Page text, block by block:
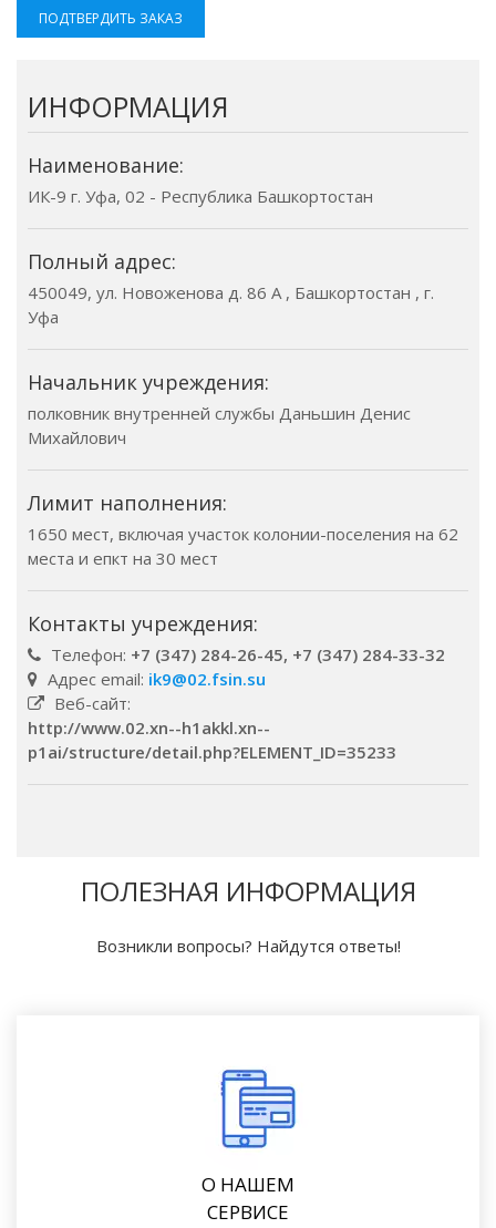
ПОДТВЕРДИТЬ ЗАКАЗ
ИНФОРМАЦИЯ
Наименование:
ИК-9 г. Уфа, 02 - Республика Башкортостан
Полный адрес:
450049, ул. Новоженова д. 86 А , Башкортостан , г.
Уфа
Начальник учреждения:
полковник внутренней службы Даньшин Денис
Михайлович
Лимит наполнения:
1650 мест, включая участок колонии-поселения на 62
места и епкт на 30 мест
Контакты учреждения:
Телефон: +7 (347) 284-26-45, +7 (347) 284-33-32
Адрес email: ik9@02.fsin.su
Веб-сайт:
http://www.02.xn--h1akkl.xn--
p1ai/structure/detail.php?ELEMENT_ID=35233
ПОЛЕЗНАЯ ИНФОРМАЦИЯ
Возникли вопросы? Найдутся ответы!
О НАШЕМ
СЕРВИСЕ